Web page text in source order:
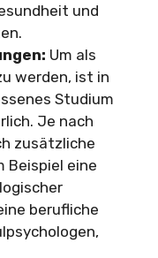
und
Um als
werden, ist in
Studium
Je nach
zusätzliche
Beispiel eine
berufliche